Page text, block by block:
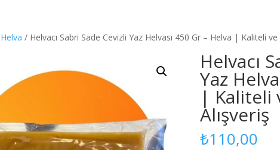
Helva / Helvacı Sabri Sade Cevizli Yaz Helvası 450 Gr – Helva | Kaliteli ve
Helvacı
Yaz
| Kaliteli
Alışveriş
₺110,00